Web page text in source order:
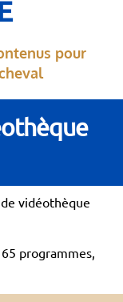
pour
vidéothèque
programmes,